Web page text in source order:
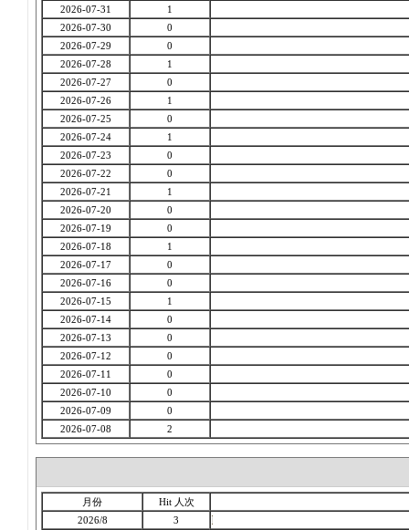
2026-07-31
1
2026-07-30
0
2026-07-29
0
2026-07-28
1
2026-07-27
0
2026-07-26
1
2026-07-25
0
2026-07-24
1
2026-07-23
0
2026-07-22
0
2026-07-21
1
2026-07-20
0
2026-07-19
0
2026-07-18
1
2026-07-17
0
2026-07-16
0
2026-07-15
1
2026-07-14
0
2026-07-13
0
2026-07-12
0
2026-07-11
0
2026-07-10
0
2026-07-09
0
2026-07-08
2
月份
Hit 人次
2026/8
3